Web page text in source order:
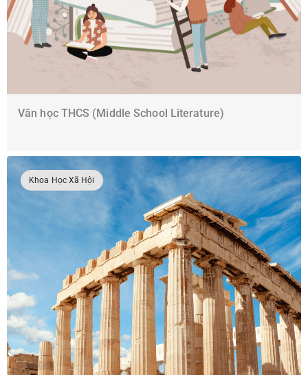
Văn học THCS (Middle School Literature)
Khoa Học Xã Hội